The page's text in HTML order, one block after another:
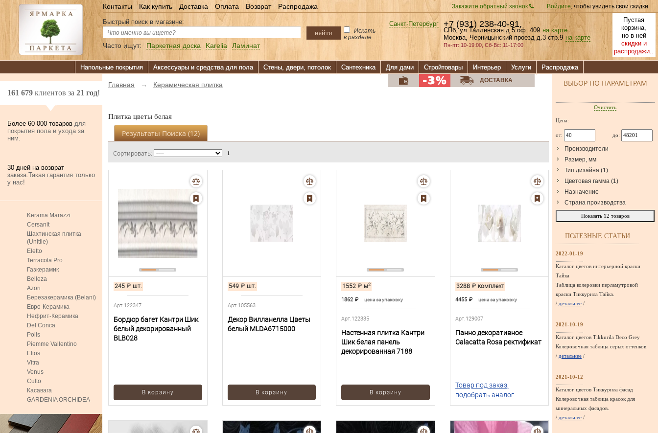
Закажите обратный звонок Войдите, чтобы увидеть свои скидки
Контакты Как купить Доставка Оплата Возврат Распродажа
Пустая
корзина,
но в ней
скидки и
распродажи..
Санкт-Петербург +7 (931) 238-40-91,
СПб, ул.Таллинская д.5 оф. 409 на карте
Москва, Черницынский проезд д.3 стр.9 на карте
Пн-пт: 10-19:00, Сб-Вс: 11-17:00
Быстрый поиск в магазине:
найти
Искать
в разделе
Часто ищут: Паркетная доска Karelia Ламинат
Напольные покрытия Аксессуары и средства для пола Стены, двери, потолок Сантехника Для дачи Стройтовары Интерьер Услуги Распродажа
161 679 клиентов за 21 год!
Более 60 000 товаров для
покрытия пола и ухода за
ним.
30 дней на возврат
заказа.Такая гарантия только
у нас!
Kerama Marazzi
Cersanit
Шахтинская плитка
(Unitile)
Eletto
Terracota Pro
Газкерамик
Belleza
Azori
Березакерамика (Belani)
Евро-Керамика
Нефрит-Керамика
Del Conca
Polis
Piemme Vallentino
Elios
Vitra
Venus
Culto
Касавага
GARDENIA ORCHIDEA
Главная → Керамическая плитка
ДОСТАВКА
Плитка цветы белая
Результаты Поиска (12)
Сортировать: 1
245 ₽ шт.
Арт.122347
Бордюр багет Кантри Шик
белый декорированный
BLB028
В корзину
549 ₽ шт.
Арт.105563
Декор Вилланелла Цветы
белый MLDA6715000
В корзину
1552 ₽ м2
1862 ₽ цена за упаковку
Арт.122335
Настенная плитка Кантри
Шик белая панель
декорированная 7188
В корзину
3288 ₽ комплект
4455 ₽ цена за упаковку
Арт.129007
Панно декоративное
Calacatta Rosa ректификат
Товар под заказ,
подобрать аналог
ВЫБОР ПО ПАРАМЕТРАМ
Очистить
Цена:
от: до:
Производители
Размер, мм
Тип дизайна (1)
Цветовая гамма (1)
Назначение
Страна производства
Показать 12 товаров
ПОЛЕЗНЫЕ СТАТЬИ
2022-01-19
Каталог цветов интерьерной краски
Тайка
Таблица колеровки перламутровой
краски Тиккурила Тайка.
/ детальнее /
2021-10-19
Каталог цветов Tikkurila Deco Grey
Колеровочная таблица серых оттенков.
/ детальнее /
2021-10-12
Каталог цветов Тиккурила фасад
Колеровочная таблица красок для
минеральных фасадов.
/ детальнее /